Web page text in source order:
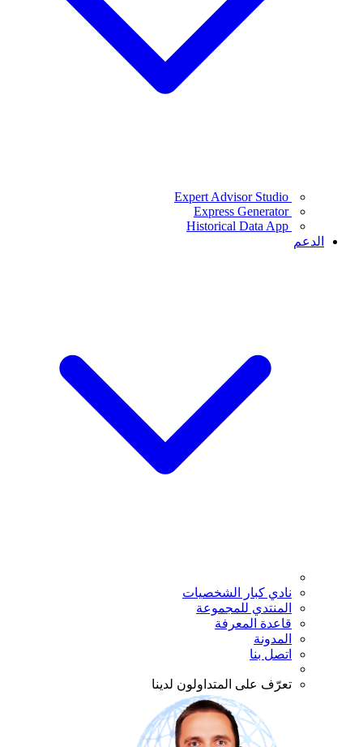
Expert Advisor Studio
Express Generator
Historical Data App
الدعم
نادي كبار الشخصيات
المنتدي للمجموعة
قاعدة المعرفة
المدونة
اتصل بنا
تعرّف على المتداولون لدينا